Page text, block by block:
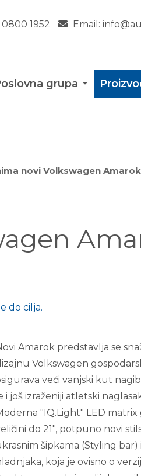
0800 1952 Email:
grupa
novi Volkswagen Amarok
do cilja.
Amarok predstavlja se
Volkswagen
veći vanjski kut
i još izraženiji atletski
"IQ.Light" LED
do 21", potpuno novi
šipkama (Styling
koja je ovisno o